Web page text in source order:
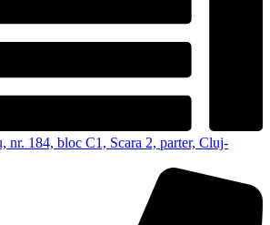
nr. 184, bloc C1, Scara 2, parter, Cluj-